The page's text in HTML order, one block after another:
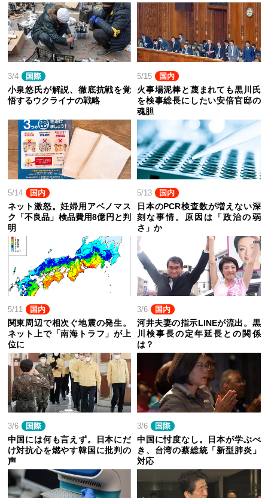
3/4 国際
小泉悠氏が解説、徹底抗戦を覚
悟するウクライナの戦略
5/15 国内
火事場泥棒と蔑まれても黒川氏
を検事総長にしたい安倍官邸の
魂胆
5/14 国内
ネット激怒。妊婦用アベノマス
ク「不良品」検品費用8億円と判
明
5/13 国内
日本のPCR検査数が増えない深
刻な事情。原因は「政治の弱
さ」か
5/11 国内
関東周辺で相次ぐ地震の発生。
ネット上で「南海トラフ」が上
位に
3/6 国内
河井夫妻の指示LINEが流出。黒
川検事長の定年延長との関係
は？
3/6 国際
中国には何も言えず。日本にだ
け対抗心を燃やす韓国に批判の
声
3/6 国際
中国に忖度なし。日本が学ぶべ
き、台湾の蔡総統「新型肺炎」
対応